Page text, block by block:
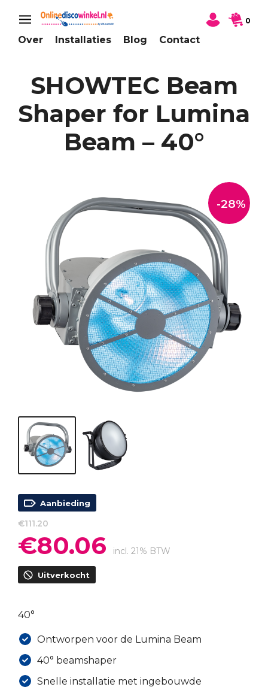
Over Installaties Blog Contact
0
SHOWTEC Beam
Shaper for Lumina
Beam – 40°
-28%
Aanbieding
€111.20
Oorspronkelijke
prijs
was:
€111.20.
€80.06 prijs
incl. 21% BTW
Uitverkocht
40°
Ontworpen voor de Lumina Beam
40° beamshaper
Snelle installatie met ingebouwde